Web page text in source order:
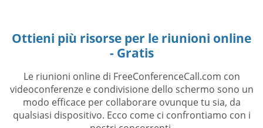
Ottieni più risorse per le riunioni online
- Gratis
Le riunioni online di FreeConferenceCall.com con
videoconferenze e condivisione dello schermo sono un
modo efficace per collaborare ovunque tu sia, da
qualsiasi dispositivo. Ecco come ci confrontiamo con i